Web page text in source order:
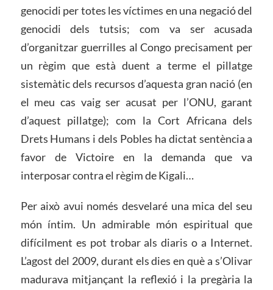
genocidi per totes les víctimes en una negació del
genocidi dels tutsis; com va ser acusada
d’organitzar guerrilles al Congo precisament per
un règim que està duent a terme el pillatge
sistemàtic dels recursos d’aquesta gran nació (en
el meu cas vaig ser acusat per l’ONU, garant
d’aquest pillatge); com la Cort Africana dels
Drets Humans i dels Pobles ha dictat sentència a
favor de Victoire en la demanda que va
interposar contra el règim de Kigali…
Per això avui només desvelaré una mica del seu
món íntim. Un admirable món espiritual que
difícilment es pot trobar als diaris o a Internet.
L’agost del 2009, durant els dies en què a s’Olivar
madurava mitjançant la reflexió i la pregària la